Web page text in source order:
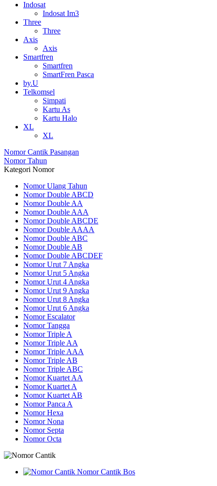
Indosat
Indosat Im3
Three
Three
Axis
Axis
Smartfren
Smartfren
SmartFren Pasca
by.U
Telkomsel
Simpati
Kartu As
Kartu Halo
XL
XL
Nomor Cantik Pasangan
Nomor Tahun
Kategori Nomor
Nomor Ulang Tahun
Nomor Double ABCD
Nomor Double AA
Nomor Double AAA
Nomor Double ABCDE
Nomor Double AAAA
Nomor Double ABC
Nomor Double AB
Nomor Double ABCDEF
Nomor Urut 7 Angka
Nomor Urut 5 Angka
Nomor Urut 4 Angka
Nomor Urut 9 Angka
Nomor Urut 8 Angka
Nomor Urut 6 Angka
Nomor Escalator
Nomor Tangga
Nomor Triple A
Nomor Triple AA
Nomor Triple AAA
Nomor Triple AB
Nomor Triple ABC
Nomor Kuartet AA
Nomor Kuartet A
Nomor Kuartet AB
Nomor Panca A
Nomor Hexa
Nomor Nona
Nomor Septa
Nomor Octa